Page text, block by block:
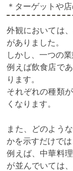
＊ターゲットや
外観においては
がありました。
しかし、一つの
例えば飲食店で
ります。
それぞれの種類
くなります。
また、どのよう
かを示すだけで
例えば、中華料
が並んでいては